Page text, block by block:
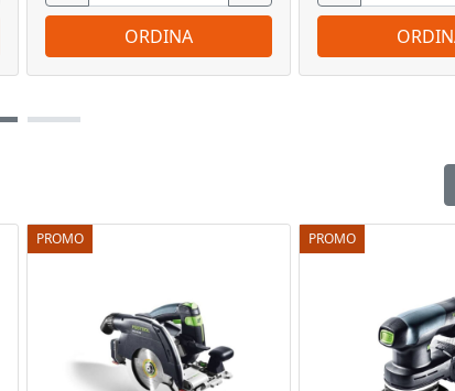
PROMO PROMO
ORDINA